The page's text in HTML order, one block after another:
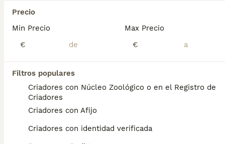
Precio
Min Precio
€
Max Precio
€
Filtros populares
Criadores con Núcleo Zoológico o en el Registro de
Criadores
Criadores con Afijo
Criadores con identidad verificada
Preguntas frecuentes
¿Cuánto cuestan los
cachorros de papillon?
El coste de adquisición de esta raza puede
variar según factores como el pedigrí, la
reputación del criador y la ubicación